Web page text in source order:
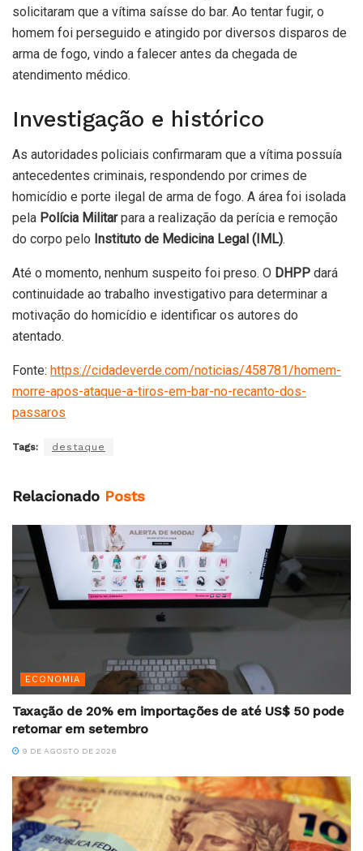
solicitaram que a vítima saísse do bar. Ao tentar fugir, o
homem foi perseguido e atingido por diversos disparos de
arma de fogo, vindo a falecer antes da chegada de
atendimento médico.
Investigação e histórico
As autoridades policiais confirmaram que a vítima possuía
antecedentes criminais, respondendo por crimes de
homicídio e porte ilegal de arma de fogo. A área foi isolada
pela Polícia Militarpara a realização da perícia e remoção
do corpo pelo Instituto de Medicina Legal (IML).
Até o momento, nenhum suspeito foi preso. O DHPP dará
continuidade ao trabalho investigativo para determinar a
motivação do homicídio e identificar os autores do
atentado.
Fonte: https://cidadeverde.com/noticias/458781/homem-
morre-apos-ataque-a-tiros-em-bar-no-recanto-dos-
passaros
Tags: destaque
Relacionado Posts
ECONOMIA
Taxação de 20% em importações de até US$ 50 pode
retornar em setembro
9 DE AGOSTO DE 2026